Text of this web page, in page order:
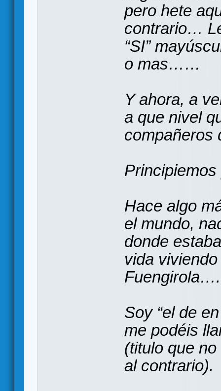
pero hete
contrario…
“SI”
o mas……
Y ahora, a
a que nivel
compañeros
Hace algo
el mundo,
donde
vida
Soy “el de
me podéis
(titulo que
al contrario).